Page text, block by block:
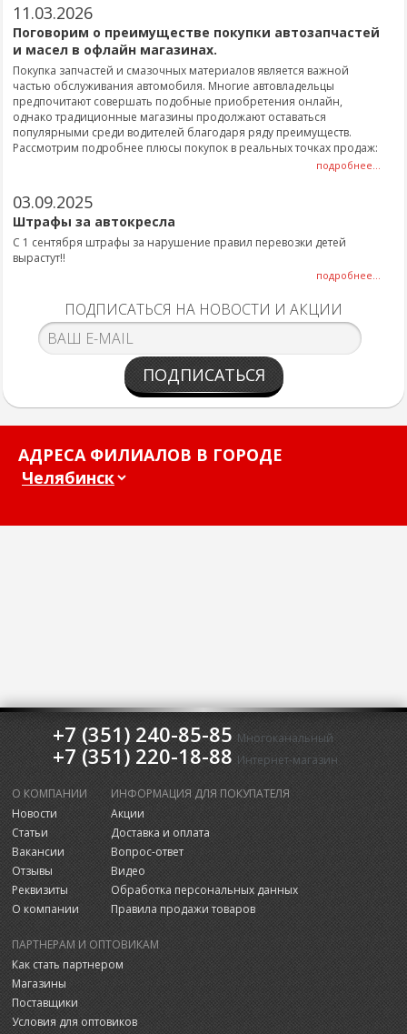
11.03.2026
Поговорим о преимуществе покупки автозапчастей
и масел в офлайн магазинах.
Покупка запчастей и смазочных материалов является важной
частью обслуживания автомобиля. Многие автовладельцы
предпочитают совершать подобные приобретения онлайн,
однако традиционные магазины продолжают оставаться
популярными среди водителей благодаря ряду преимуществ.
Рассмотрим подробнее плюсы покупок в реальных точках продаж:
подробнее...
03.09.2025
Штрафы за автокресла
С 1 сентября штрафы за нарушение правил перевозки детей
вырастут!!
подробнее...
ПОДПИСАТЬСЯ НА НОВОСТИ И АКЦИИ
ПОДПИСАТЬСЯ
АДРЕСА ФИЛИАЛОВ В ГОРОДЕ
+7 (351) 240-85-85 Многоканальный
+7 (351) 220-18-88 Интернет-магазин
О КОМПАНИИ
Новости
Статьи
Вакансии
Отзывы
Реквизиты
О компании
ИНФОРМАЦИЯ ДЛЯ ПОКУПАТЕЛЯ
Акции
Доставка и оплата
Вопрос-ответ
Видео
Обработка персональных данных
Правила продажи товаров
ПАРТНЕРАМ И ОПТОВИКАМ
Как стать партнером
Магазины
Поставщики
Условия для оптовиков